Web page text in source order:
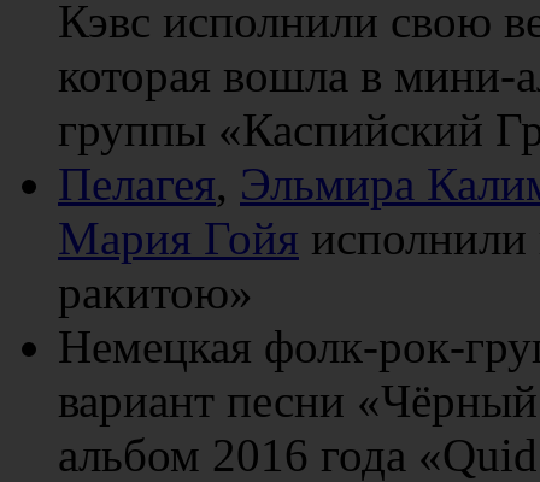
Кэвс исполнили свою
которая вошла в
группы «Каспийский
Пелагея, Эльмира
Мария Гойя
ракитою»
Немецкая фолк-рок-
вариант песни
альбом 2016 года